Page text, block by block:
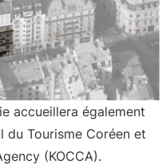
accueillera également
du Tourisme Coréen et
(KOCCA).